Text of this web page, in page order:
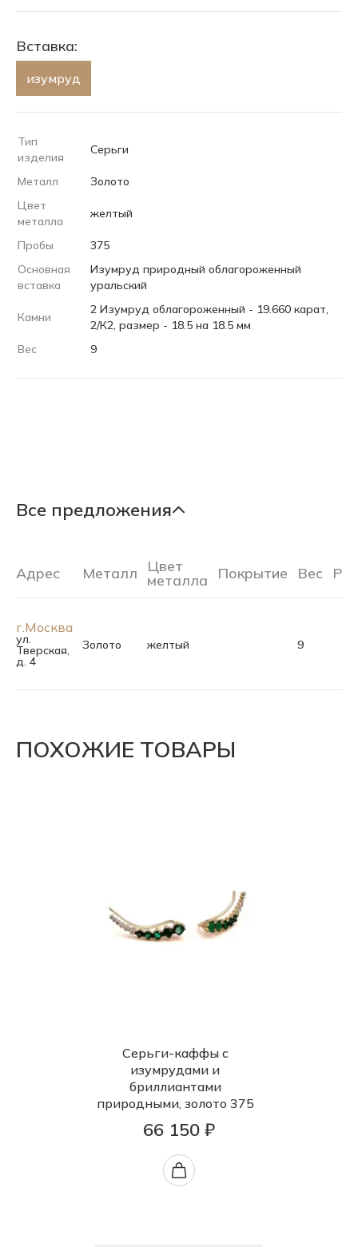
Вставка:
изумруд
Тип
изделия
Серьги
Металл
Золото
Цвет
металла
желтый
Пробы
375
Основная
вставка
Изумруд природный облагороженный
уральский
Камни
2 Изумруд облагороженный - 19.660 карат,
2/К2, размер - 18.5 на 18.5 мм
Вес
9
Все предложения
Адрес Металл Цвет
металла Покрытие Вес
г.Москва
ул.
Тверская,
д. 4
Золото желтый 9
ПОХОЖИЕ ТОВАРЫ
Серьги-каффы с
изумрудами и
бриллиантами
природными, золото 375
66 150 ₽